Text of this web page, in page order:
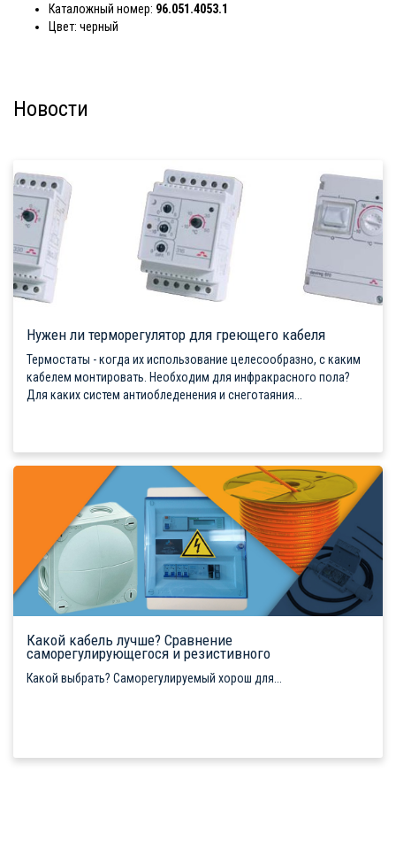
Каталожный номер: 96.051.4053.1
Цвет: черный
Новости
Нужен ли терморегулятор для греющего кабеля
Термостаты - когда их использование целесообразно, с каким
кабелем монтировать. Необходим для инфракрасного пола?
Для каких систем антиобледенения и снеготаяния...
Какой кабель лучше? Сравнение
саморегулирующегося и резистивного
Какой выбрать? Саморегулируемый хорош для...